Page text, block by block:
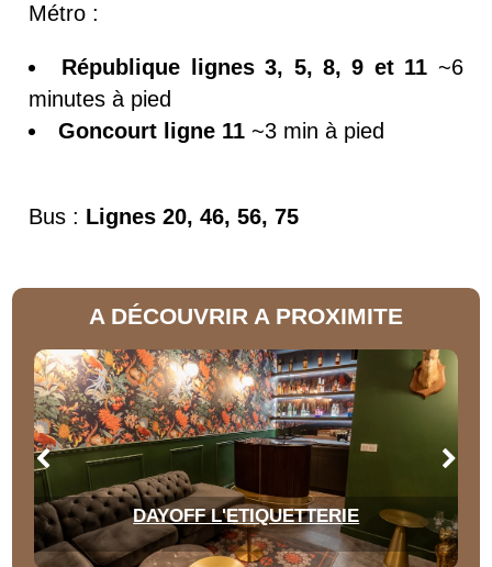
Métro :
République lignes 3, 5, 8, 9 et 11 ~6
minutes à pied
Goncourt ligne 11 ~3 min à pied
Bus : Lignes 20, 46, 56, 75
A DÉCOUVRIR A PROXIMITE
DAYOFF L'ETIQUETTERIE